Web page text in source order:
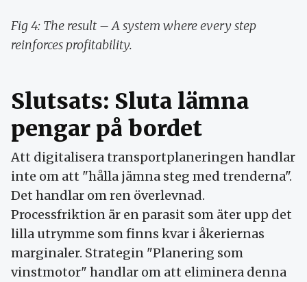
Fig 4: The result – A system where every step
reinforces profitability.
Slutsats: Sluta lämna
pengar på bordet
Att digitalisera transportplaneringen handlar
inte om att "hålla jämna steg med trenderna".
Det handlar om ren överlevnad.
Processfriktion är en parasit som äter upp det
lilla utrymme som finns kvar i åkeriernas
marginaler. Strategin "Planering som
vinstmotor" handlar om att eliminera denna